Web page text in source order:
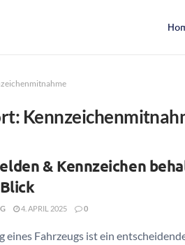
& Kennzeichen
4. APRIL 2025 0
eines Fahrzeugs ist ein